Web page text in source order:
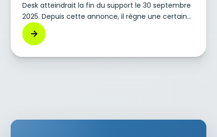
Desk atteindrait la fin du support le 30 septembre
2025. Depuis cette annonce, il règne une certaine
confusion quant à la signification de la date de fin
du support de Control Desk et aux options dont